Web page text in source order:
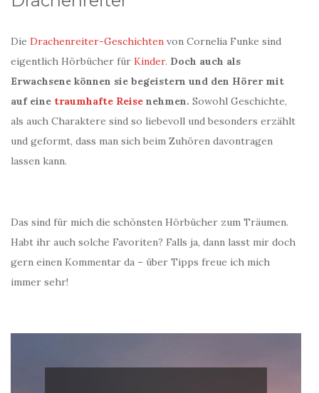
Die Drachenreiter-Geschichten von Cornelia Funke sind
eigentlich Hörbücher für Kinder. Doch auch als
Erwachsene können sie begeistern und den Hörer mit
auf eine traumhafte Reise nehmen. Sowohl Geschichte,
als auch Charaktere sind so liebevoll und besonders erzählt
und geformt, dass man sich beim Zuhören davontragen
lassen kann.
Das sind für mich die schönsten Hörbücher zum Träumen.
Habt ihr auch solche Favoriten? Falls ja, dann lasst mir doch
gern einen Kommentar da – über Tipps freue ich mich
immer sehr!